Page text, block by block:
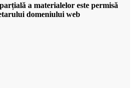
a materialelor este permisă
domeniului web